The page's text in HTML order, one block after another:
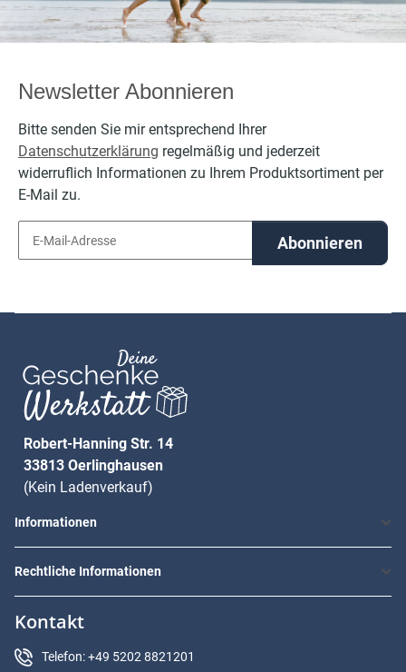
Newsletter Abonnieren
Bitte senden Sie mir entsprechend Ihrer
Datenschutzerklärung regelmäßig und jederzeit
widerruflich Informationen zu Ihrem Produktsortiment per
E-Mail zu.
Abonnieren
Robert-Hanning Str. 14
33813 Oerlinghausen
(Kein Ladenverkauf)
Informationen
Rechtliche Informationen
Kontakt
Telefon: +49 5202 8821201